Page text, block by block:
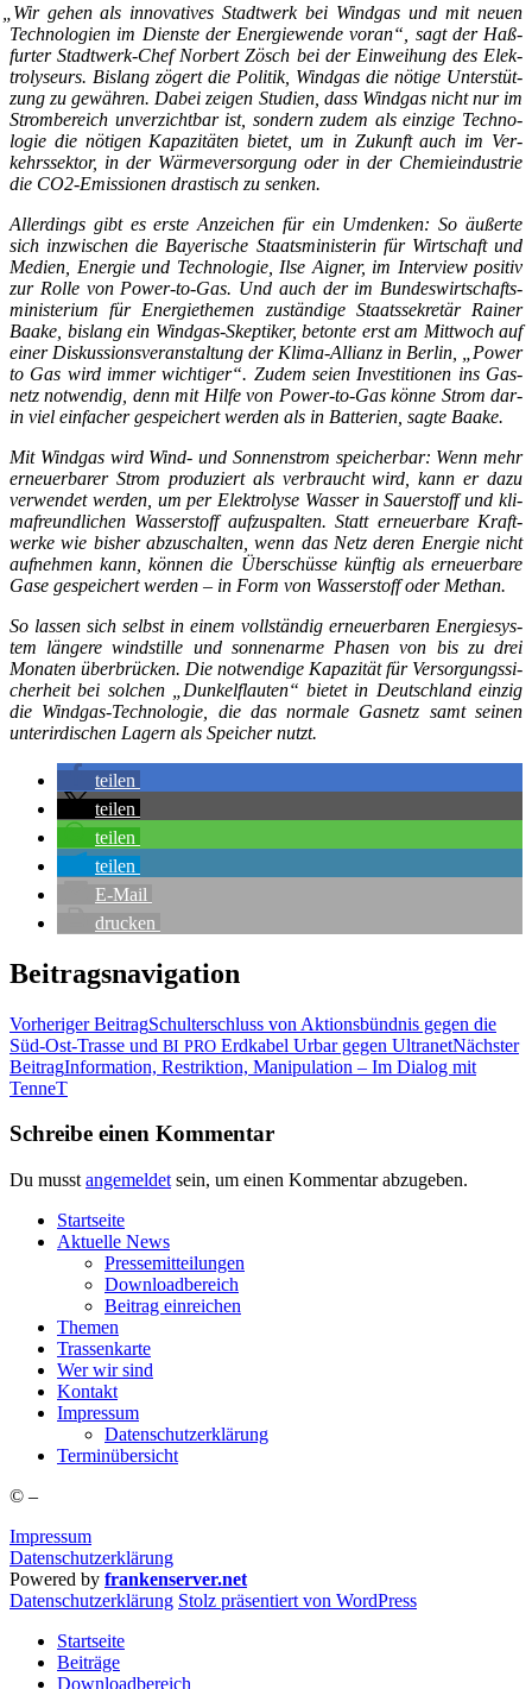
Wir gehen als inno­va­ti­ves Stadt­werk bei Wind­gas und mit neu­en
Tech­no­lo­gien im Diens­te der Ener­gie­wen­de vor­an“, sagt der Haß­
fur­ter Stadt­werk-Chef Nor­bert Zösch bei der Ein­wei­hung des Elek­
tro­ly­se­urs. Bis­lang zögert die Poli­tik, Wind­gas die nöti­ge Unter­stüt­
zung zu gewäh­ren. Dabei zei­gen Stu­di­en, dass Wind­gas nicht nur im
Strom­be­reich unver­zicht­bar ist, son­dern zudem als ein­zi­ge Tech­no­
lo­gie die nöti­gen Kapa­zi­tä­ten bie­tet, um in Zukunft auch im Ver­
kehrs­sek­tor, in der Wär­me­ver­sor­gung oder in der Che­mie­in­dus­trie
die CO2-Emis­sio­nen dras­tisch zu senken.
Aller­dings gibt es ers­te Anzei­chen für ein Umden­ken: So äußer­te
sich inzwi­schen die Baye­ri­sche Staats­mi­nis­te­rin für Wirt­schaft und
Medi­en, Ener­gie und Tech­no­lo­gie, Ilse Aigner, im Inter­view posi­tiv
zur Rol­le von Power-to-Gas. Und auch der im Bun­des­wirt­schafts­
mi­nis­te­ri­um für Ener­gie­the­men zustän­di­ge Staats­se­kre­tär Rai­ner
Baa­ke, bis­lang ein Wind­gas-Skep­ti­ker, beton­te erst am Mitt­woch auf
einer Dis­kus­si­ons­ver­an­stal­tung der Kli­ma-Alli­anz in Ber­lin, „Power
to Gas wird immer wich­ti­ger“. Zudem sei­en Inves­ti­tio­nen ins Gas­
netz not­wen­dig, denn mit Hil­fe von Power-to-Gas kön­ne Strom dar­
in viel ein­fa­cher gespei­chert wer­den als in Bat­te­rien, sag­te Baake.
Mit Wind­gas wird Wind- und Son­nen­strom spei­cher­bar: Wenn mehr
erneu­er­ba­rer Strom pro­du­ziert als ver­braucht wird, kann er dazu
ver­wen­det wer­den, um per Elek­tro­ly­se Was­ser in Sau­er­stoff und kli­
ma­freund­li­chen Was­ser­stoff auf­zu­spal­ten. Statt erneu­er­ba­re Kraft­
wer­ke wie bis­her abzu­schal­ten, wenn das Netz deren Ener­gie nicht
auf­neh­men kann, kön­nen die Über­schüs­se künf­tig als erneu­er­ba­re
Gase gespei­chert wer­den – in Form von Was­ser­stoff oder Methan.
So las­sen sich selbst in einem voll­stän­dig erneu­er­ba­ren Ener­gie­sys­
tem län­ge­re wind­stil­le und son­nen­ar­me Pha­sen von bis zu drei
Mona­ten über­brü­cken. Die not­wen­di­ge Kapa­zi­tät für Ver­sor­gungs­si­
cher­heit bei sol­chen „Dun­kel­flau­ten“ bie­tet in Deutsch­land ein­zig
die Wind­gas-Tech­no­lo­gie, die das nor­ma­le Gas­netz samt sei­nen
unter­ir­di­schen Lagern als Spei­cher nutzt.
tei­len
tei­len
tei­len
tei­len
E‑Mail
dru­cken
Beitragsnavigation
Vorheriger BeitragSchul­ter­schluss von Akti­ons­bünd­nis gegen die
Süd-Ost-Tras­se und BI PRO Erd­ka­bel Urbar gegen UltranetNächster
BeitragInfor­ma­ti­on, Restrik­ti­on, Mani­pu­la­ti­on – Im Dia­log mit
TenneT
Schreibe einen Kommentar
Du musst angemeldet sein, um einen Kommentar abzugeben.
Start­sei­te
Aktu­el­le News
Pres­se­mit­tei­lun­gen
Down­load­be­reich
Bei­trag einreichen
The­men
Tras­sen­kar­te
Wer wir sind
Kon­takt
Impres­sum
Daten­schutz­er­klä­rung
Ter­min­über­sicht
© –
Impressum
Datenschutzerklärung
Powered by frankenserver.net
Daten­schutz­er­klä­rung Stolz präsentiert von WordPress
Startseite
Beiträge
Downloadbereich